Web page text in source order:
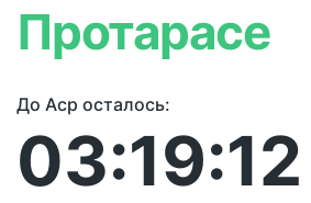
Протарасе
До Аср осталось:
03:19:12